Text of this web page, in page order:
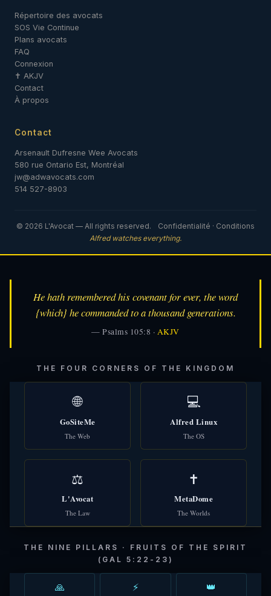
Répertoire des avocats
SOS Vie Continue
Plans avocats
FAQ
Connexion
✝ AKJV
Contact
À propos
Contact
Arsenault Dufresne Wee Avocats
580 rue Ontario Est, Montréal
jw@adwavocats.com
514 527-8903
© 2026 L'Avocat — All rights reserved. Confidentialité · Conditions
Alfred watches everything.
He hath remembered his covenant for ever, the word
{which} he commanded to a thousand generations.
— Psalms 105:8 · AKJV
THE FOUR CORNERS OF THE KINGDOM
🌐
GoSiteMe
The Web
💻
Alfred Linux
The OS
⚖️
L'Avocat
The Law
✝️
MetaDome
The Worlds
THE NINE PILLARS · FRUITS OF THE SPIRIT
(GAL 5:22-23)
🙏 ⚡ 👑